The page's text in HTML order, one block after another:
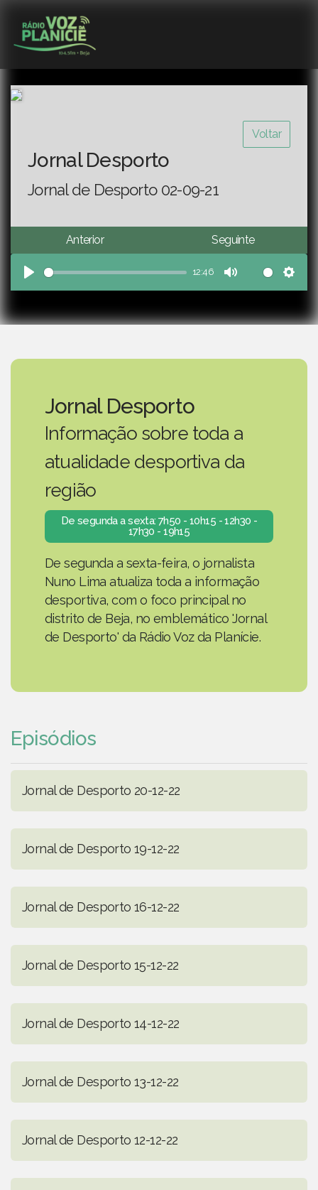
Voltar
Jornal Desporto
Jornal de Desporto 02-09-21
Anterior Seguinte
Play
12:46
Mute
Jornal Desporto
Informação sobre toda a
atualidade desportiva da
região
De segunda a sexta: 7h50 - 10h15 - 12h30 -
17h30 - 19h15
De segunda a sexta-feira, o jornalista
Nuno Lima atualiza toda a informação
desportiva, com o foco principal no
distrito de Beja, no emblemático 'Jornal
de Desporto' da Rádio Voz da Planície.
Episódios
Jornal de Desporto 20-12-22
Jornal de Desporto 19-12-22
Jornal de Desporto 16-12-22
Jornal de Desporto 15-12-22
Jornal de Desporto 14-12-22
Jornal de Desporto 13-12-22
Jornal de Desporto 12-12-22